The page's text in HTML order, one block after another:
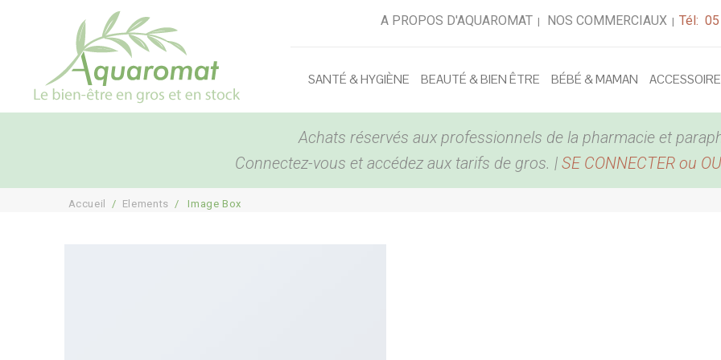
A PROPOS D'AQUAROMAT | NOS COMMERCIAUX | Tél:
SANTÉ & HYGIÈNE BEAUTÉ & BIEN ÊTRE BÉBÉ & MAMAN
Achats réservés aux professionnels de la pharmacie et
Connectez-vous et accédez aux tarifs de gros. | SE CONNECTER ou
Accueil / Elements / Image Box